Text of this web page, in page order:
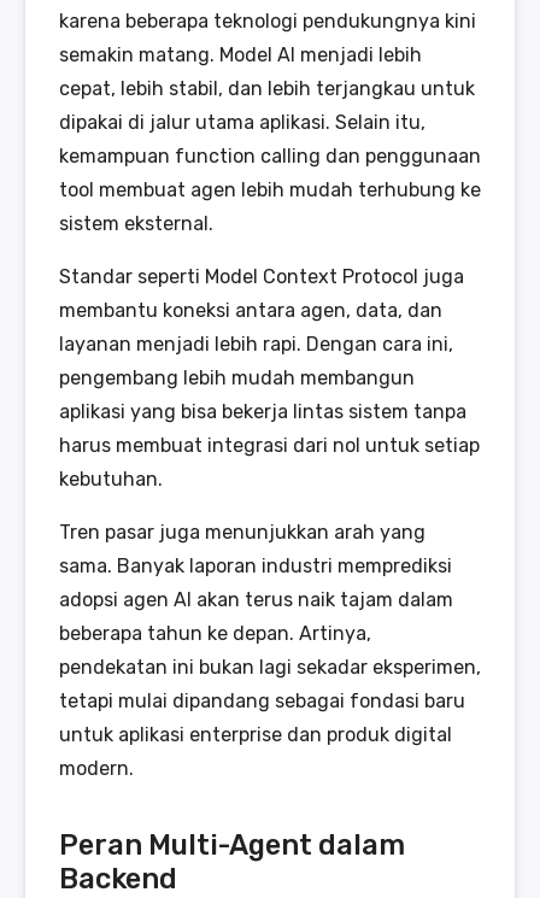
karena beberapa teknologi pendukungnya kini
semakin matang. Model AI menjadi lebih
cepat, lebih stabil, dan lebih terjangkau untuk
dipakai di jalur utama aplikasi. Selain itu,
kemampuan function calling dan penggunaan
tool membuat agen lebih mudah terhubung ke
sistem eksternal.
Standar seperti Model Context Protocol juga
membantu koneksi antara agen, data, dan
layanan menjadi lebih rapi. Dengan cara ini,
pengembang lebih mudah membangun
aplikasi yang bisa bekerja lintas sistem tanpa
harus membuat integrasi dari nol untuk setiap
kebutuhan.
Tren pasar juga menunjukkan arah yang
sama. Banyak laporan industri memprediksi
adopsi agen AI akan terus naik tajam dalam
beberapa tahun ke depan. Artinya,
pendekatan ini bukan lagi sekadar eksperimen,
tetapi mulai dipandang sebagai fondasi baru
untuk aplikasi enterprise dan produk digital
modern.
Peran Multi-Agent dalam
Backend